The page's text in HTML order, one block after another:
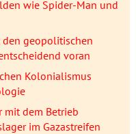
wie Spider-Man und
den geopolitischen
voran
Kolonialismus
mit dem Betrieb
im Gazastreifen